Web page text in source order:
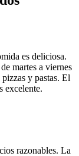
es deliciosa.
martes a viernes
y pastas. El
excelente.
razonables. La